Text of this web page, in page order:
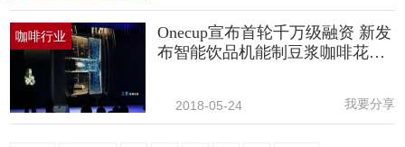
咖啡行业
Onecup宣布首轮千万级融资 新发
布智能饮品机能制豆浆咖啡花草
2018-05-24 我要分享